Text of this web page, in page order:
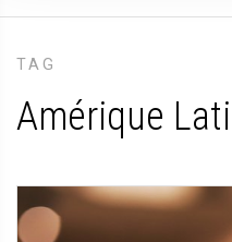
TAG
Amérique